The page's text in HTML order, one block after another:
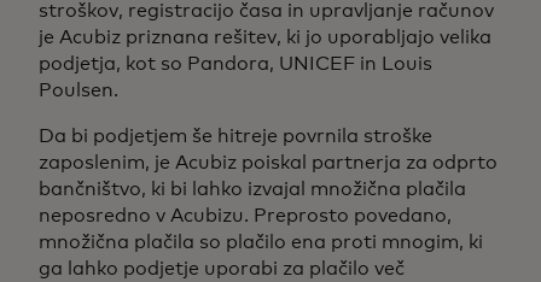
stroškov, registracijo časa in upravljanje računov
je Acubiz priznana rešitev, ki jo uporabljajo velika
podjetja, kot so Pandora, UNICEF in Louis
Poulsen.
Da bi podjetjem še hitreje povrnila stroške
zaposlenim, je Acubiz poiskal partnerja za odprto
bančništvo, ki bi lahko izvajal množična plačila
neposredno v Acubizu. Preprosto povedano,
množična plačila so plačilo ena proti mnogim, ki
ga lahko podjetje uporabi za plačilo več